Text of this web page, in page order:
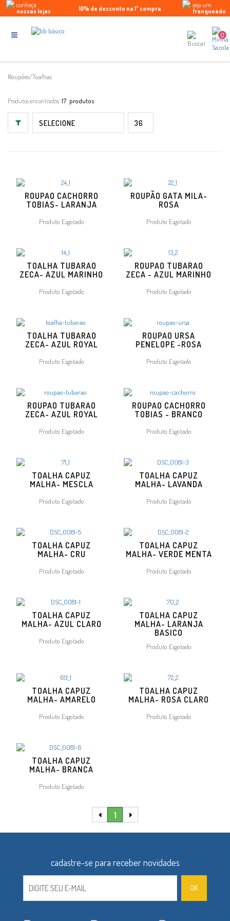
conheça
nossas lojas
10% de desconto na 1ª compra
Enviamos para todo Brasil
Parcele em até 5x sem juros
seja um
franqueado
0
Roupões/Toalhas
Produtos encontrados: 17
ROUPAO CACHORRO
TOBIAS- LARANJA
Produto Esgotado
ROUPÃO GATA MILA-
ROSA
Produto Esgotado
TOALHA TUBARAO
ZECA- AZUL MARINHO
Produto Esgotado
ROUPAO TUBARAO
ZECA - AZUL MARINHO
Produto Esgotado
TOALHA TUBARAO
ZECA- AZUL ROYAL
Produto Esgotado
ROUPAO URSA
PENELOPE -ROSA
Produto Esgotado
ROUPAO TUBARAO
ZECA- AZUL ROYAL
Produto Esgotado
ROUPAO CACHORRO
TOBIAS - BRANCO
Produto Esgotado
TOALHA CAPUZ
MALHA- MESCLA
Produto Esgotado
TOALHA CAPUZ
MALHA- LAVANDA
Produto Esgotado
TOALHA CAPUZ
MALHA- CRU
Produto Esgotado
TOALHA CAPUZ
MALHA- VERDE MENTA
Produto Esgotado
TOALHA CAPUZ
MALHA- AZUL CLARO
Produto Esgotado
TOALHA CAPUZ
MALHA- LARANJA
BASICO
Produto Esgotado
TOALHA CAPUZ
MALHA- AMARELO
Produto Esgotado
TOALHA CAPUZ
MALHA- ROSA CLARO
Produto Esgotado
TOALHA CAPUZ
MALHA- BRANCA
Produto Esgotado
1